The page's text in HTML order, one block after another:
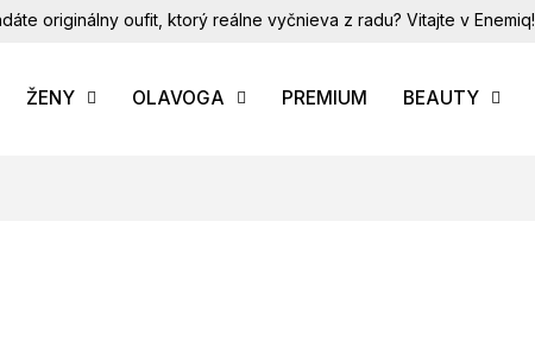
originálny oufit, ktorý reálne vyčnieva z radu? Vitajte v Enemiq!
ŽENY OLAVOGA PREMIUM BEAUTY